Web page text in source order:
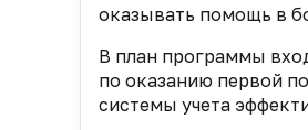
оказывать помощь в
В план программы
по оказанию первой
системы учета